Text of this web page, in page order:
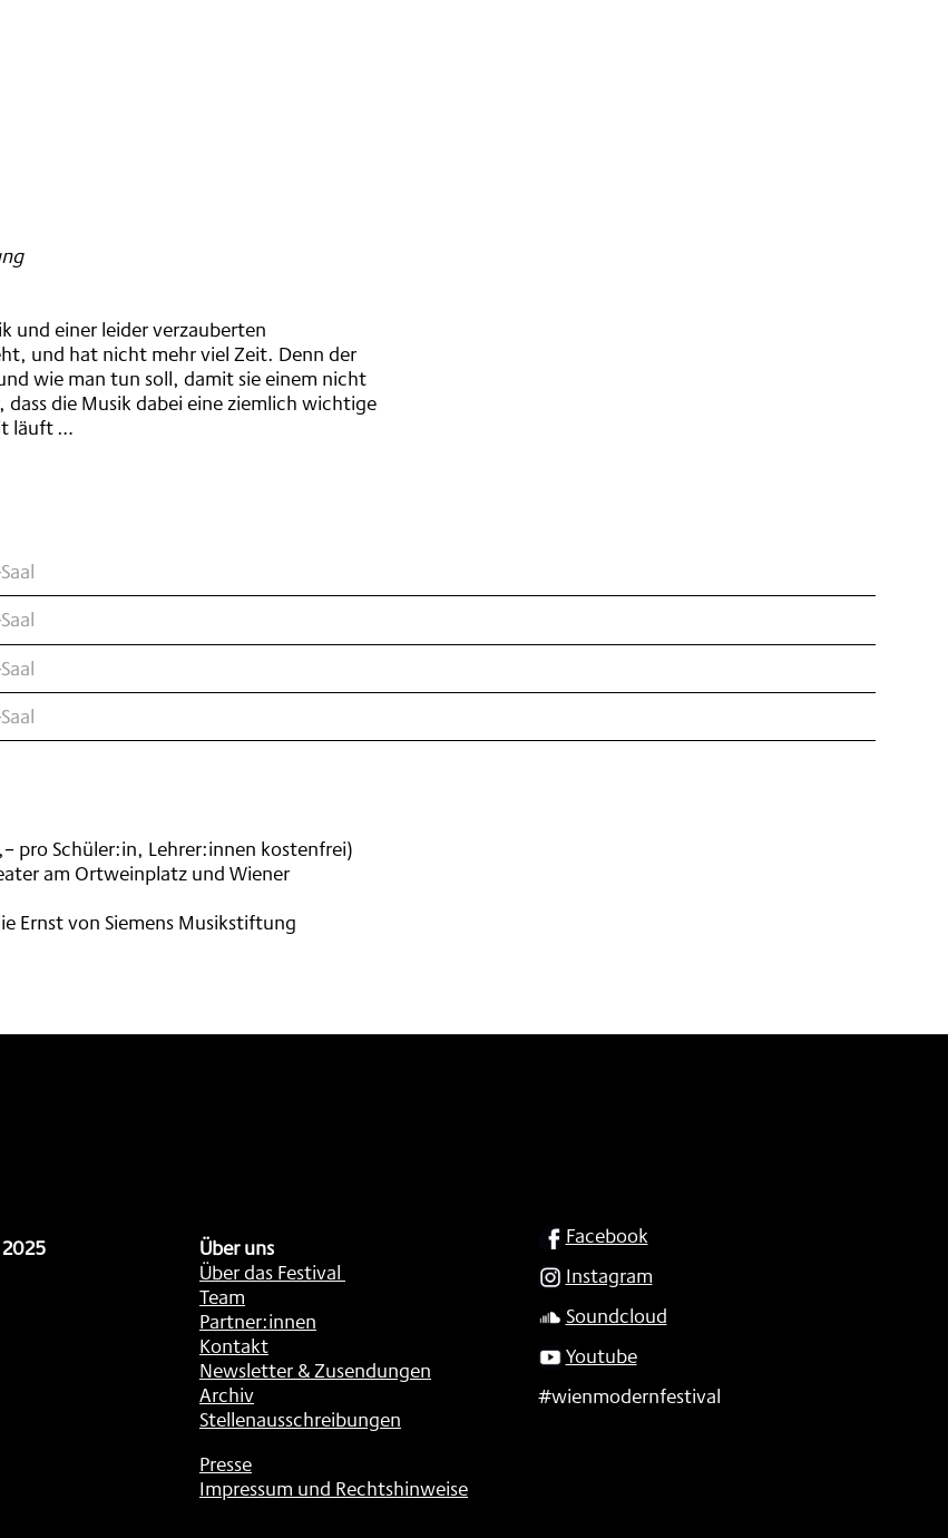
und einer leider verzauberten
und hat nicht mehr viel Zeit. Denn der
wie man tun soll, damit sie einem nicht
die Musik dabei eine ziemlich wichtige
läuft …
pro Schüler:in, Lehrer:innen kostenfrei)
am Ortweinplatz und Wiener
Ernst von Siemens Musikstiftung
Über uns
Über das Festival
Team
Partner:innen
Kontakt
Newsletter & Zusendungen
Archiv
Stellenausschreibungen
Presse
Impressum und Rechtshinweise
SOCIAL
Facebook
Instagram
Soundcloud
Youtube
#wienmodernfestival